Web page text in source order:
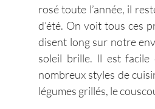
rosé toute l’année, il
d’été. On voit tous ces
disent long sur notre
soleil brille. Il est facile
nombreux styles de
légumes grillés, le